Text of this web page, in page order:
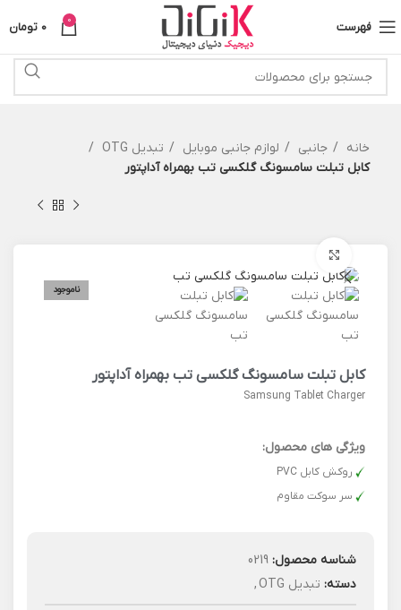
فهرست 0
0 تومان
خانه جانبی لوازم جانبی موبایل
تبدیل OTG
کابل تبلت سامسونگ گلکسی تب بهمراه آداپتور
ناموجود
کابل تبلت سامسونگ گلکسی تب بهمراه آداپتور
Samsung Tablet Charger
ویژگی های محصول:
روکش کابل PVC
سر سوکت مقاوم
شناسه محصول: 0219
دسته: تبدیل OTG ,